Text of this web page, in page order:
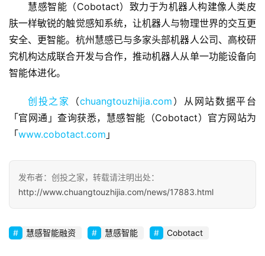
首
页
融
道
业
观
察
初
创
慧感智能（Cobotact）致力于为机器人构建像人类皮
肤一样敏锐的触觉感知系统，让机器人与物理世界的交互更
安全、更智能。杭州慧感已与多家头部机器人公司、高校研
究机构达成联合开发与合作，推动机器人从单一功能设备向
智能体进化。
创投之家 （chuangtouzhijia.com ）从网站数据平台
「官网通」查询获悉，慧感智能（Cobotact）官方网站为
「www.cobotact.com 」
发布者：创投之家，转载请注明出处：
http://www.chuangtouzhijia.com/news/17883.html
慧感智能融资 慧感智能 Cobotact